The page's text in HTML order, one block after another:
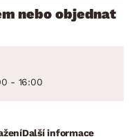
nebo objednat
- 16:00
Další informace